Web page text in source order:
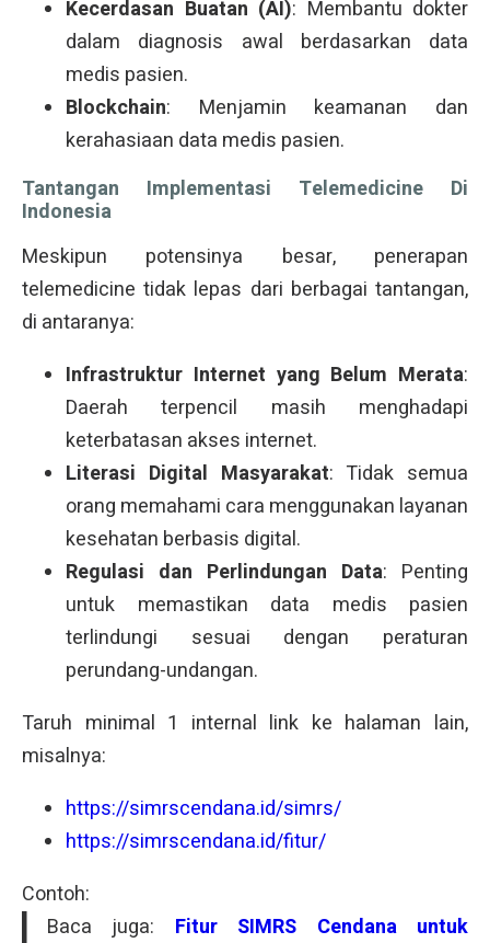
Kecerdasan Buatan (AI): Membantu dokter
dalam diagnosis awal berdasarkan data
medis pasien.
Blockchain: Menjamin keamanan dan
kerahasiaan data medis pasien.
Tantangan Implementasi Telemedicine Di
Indonesia
Meskipun potensinya besar, penerapan
telemedicine tidak lepas dari berbagai tantangan,
di antaranya:
Infrastruktur Internet yang Belum Merata:
Daerah terpencil masih menghadapi
keterbatasan akses internet.
Literasi Digital Masyarakat: Tidak semua
orang memahami cara menggunakan layanan
kesehatan berbasis digital.
Regulasi dan Perlindungan Data: Penting
untuk memastikan data medis pasien
terlindungi sesuai dengan peraturan
perundang-undangan.
Taruh minimal 1 internal link ke halaman lain,
misalnya:
https://simrscendana.id/simrs/
https://simrscendana.id/fitur/
Contoh:
Baca juga: Fitur SIMRS Cendana untuk